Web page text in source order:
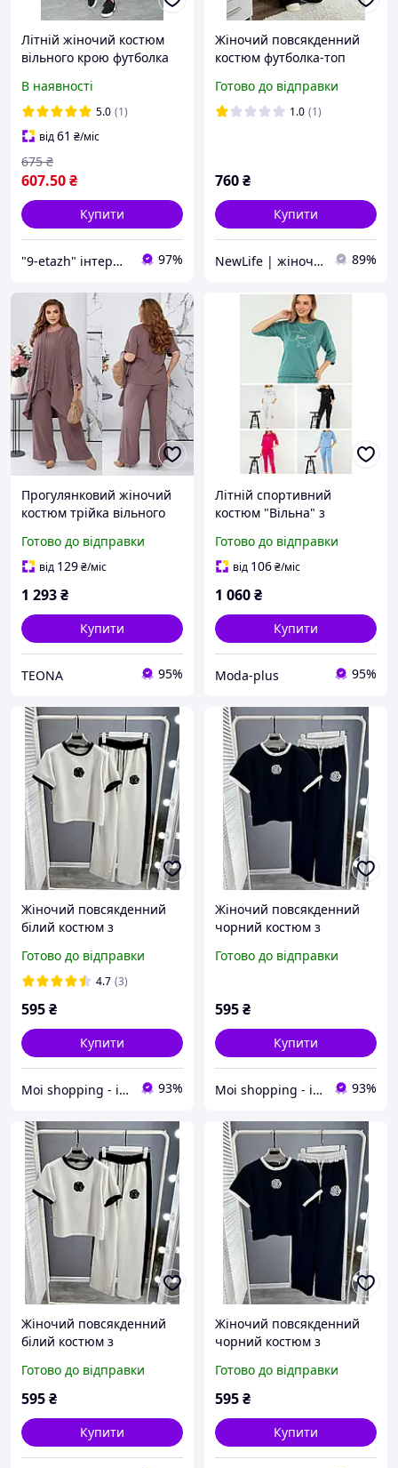
Літній жіночий костюм
вільного крою футболка
В наявності
5.0 (1)
від61 ₴/міс
607.50₴
675 ₴
Купити
"9-etazh" інтернет-магазин жіночого одягу та аксесуарів 97%
Жіночий повсякденний
костюм футболка-топ
крою на гумці чорний
сірий білий
Готово до відправки
1.0 (1)
760₴
Купити
NewLife | жіночий одяг 89%
Прогулянковий жіночий
костюм трійка вільного
футболкою та брюками
великого розміру
Готово до відправки
від 129₴/міс
1 293₴
Купити
ТEONA 95%
Літній спортивний
костюм "Вільна" з
штани норма Over Size
Готово до відправки
від 106₴/міс
1 060₴
Купити
Moda-plus 95%
Жіночий повсякденний
білий костюм з
вільного крою
Готово до відправки
4.7 (3)
595₴
Купити
Moi shopping - інтернет магазин жіночого одягу оптом та в роздріб. 93%
Жіночий повсякденний
чорний костюм з
вільного крою
Готово до відправки
595₴
Купити
Moi shopping - інтернет магазин жіночого одягу оптом та в роздріб. 93%
Жіночий повсякденний
білий костюм з
вільного крою
Готово до відправки
595₴
Купити
Жіночий повсякденний
чорний костюм з
вільного крою
Готово до відправки
595₴
Купити